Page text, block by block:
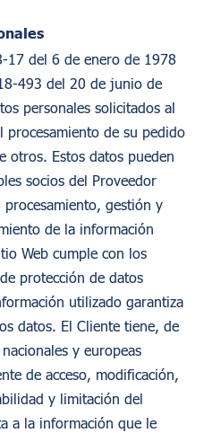
17 del 6 de enero de 1978
493 del 20 de junio de
personales solicitados al
procesamiento de su pedido
otros. Estos datos pueden
socios del Proveedor
gestión y
de la información
Web cumple con los
protección de datos
utilizado garantiza
datos. El Cliente tiene, de
y europeas
de acceso, modificación,
y limitación del
a la información que le